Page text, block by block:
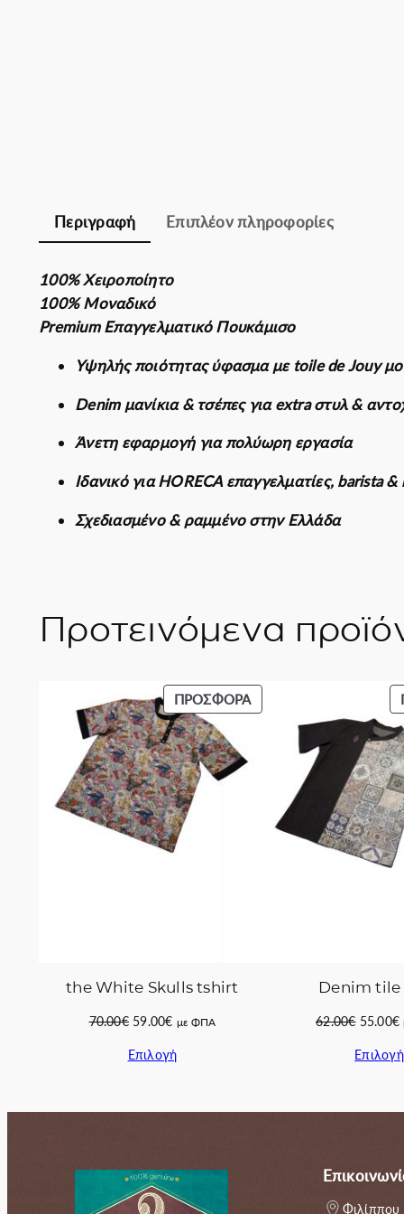
Περιγραφή Επιπλέον πληροφορίες
100% Χειροποίητο
100% Μοναδικό
Premium Επαγγελματικό Πουκάμισο
Υψηλής ποιότητας ύφασμα με toile de Jouy
Denim μανίκια & τσέπες για extra στυλ &
Άνετη εφαρμογή για πολύωρη εργασία
Ιδανικό για HORECA επαγγελματίες, barista
Σχεδιασμένο & ραμμένο στην Ελλάδα
Προτεινόμενα
ΠΡΟΣΦΟΡΆΠΡΟΪΌΝ
ΣΕ
the White Skulls tshirt
70.00€ Original
was:
59.00€Η
τιμή
με ΦΠΑ
Επιλογή
Denim
62.00€ Original
was:
55.00€
Επιλογή
Φιλίππου